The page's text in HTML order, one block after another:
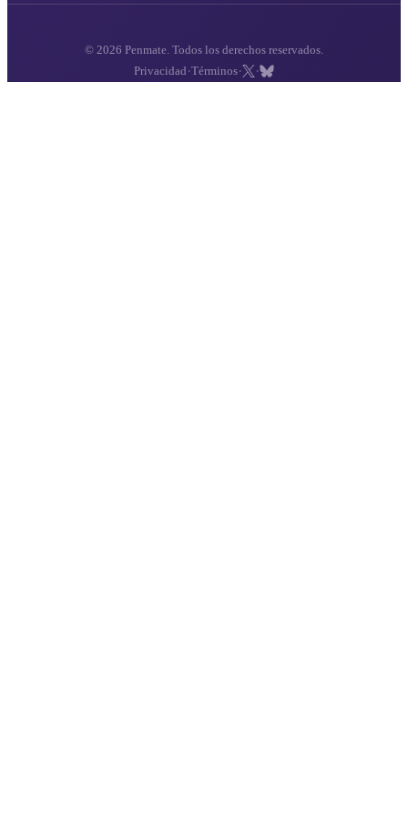
© 2026 Penmate. Todos los derechos reservados.
Privacidad ·Términos· ·